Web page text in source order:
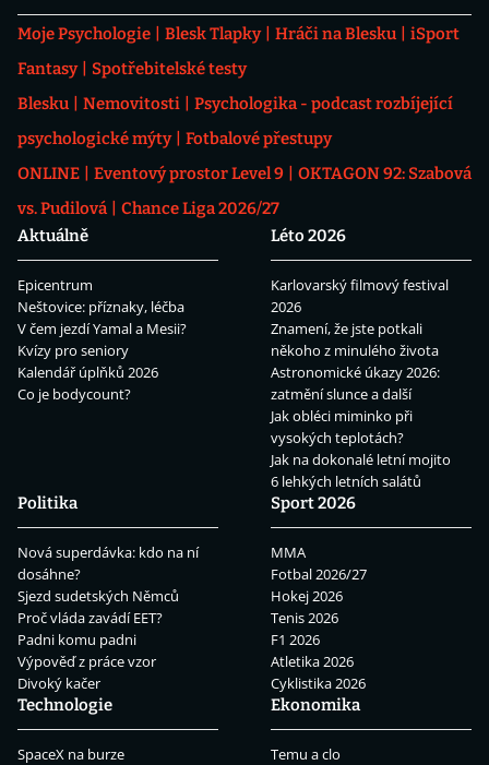
Moje Psychologie Blesk Tlapky Hráči na Blesku
iSport
Fantasy
Spotřebitelské testy
Blesku
Nemovitosti
Psychologika - podcast rozbíjející
psychologické mýty
Fotbalové přestupy
ONLINE
Eventový prostor Level 9
OKTAGON 92: Szabová
vs. Pudilová
Chance Liga 2026/27
Aktuálně
Epicentrum
Neštovice: příznaky, léčba
V čem jezdí Yamal a Mesii?
Kvízy pro seniory
Kalendář úplňků 2026
Co je bodycount?
Léto 2026
Karlovarský filmový festival
2026
Znamení, že jste potkali
někoho z minulého života
Astronomické úkazy 2026:
zatmění slunce a další
Jak obléci miminko při
vysokých teplotách?
Jak na dokonalé letní mojito
6 lehkých letních salátů
Politika
Nová superdávka: kdo na ní
dosáhne?
Sjezd sudetských Němců
Proč vláda zavádí EET?
Padni komu padni
Výpověď z práce vzor
Divoký kačer
Sport 2026
MMA
Fotbal 2026/27
Hokej 2026
Tenis 2026
F1 2026
Atletika 2026
Cyklistika 2026
Technologie
SpaceX na burze
Ekonomika
Temu a clo